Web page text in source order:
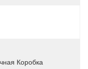
Коробка